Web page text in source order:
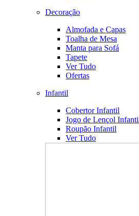
Decoração
Almofada e Capas
Toalha de Mesa
Manta para Sofá
Tapete
Ver Tudo
Ofertas
Infantil
Cobertor Infantil
Jogo de Lençol
Roupão Infantil
Ver Tudo